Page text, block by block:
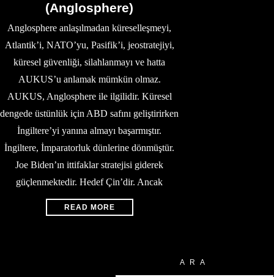
(Anglosphere)
Anglosphere anlaşılmadan küreselleşmeyi,
Atlantik’i, NATO’yu, Pasifik’i, jeostratejiyi,
küresel güvenliği, silahlanmayı ve hatta
AUKUS’u anlamak mümkün olmaz.
AUKUS, Anglosphere ile ilgilidir. Küresel
dengede üstünlük için ABD safını geliştirirken
İngiltere’yi yanına almayı başarmıştır.
İngiltere, İmparatorluk dünlerine dönmüştür.
Joe Biden’ın ittifaklar stratejisi giderek
güçlenmektedir. Hedef Çin’dir. Ancak
READ MORE
ARA